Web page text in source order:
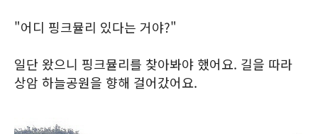
"어디 핑크뮬리 있다는 거야?"
일단 왔으니 핑크뮬리를 찾아봐야 했어요. 길을 따라
상암 하늘공원을 향해 걸어갔어요.